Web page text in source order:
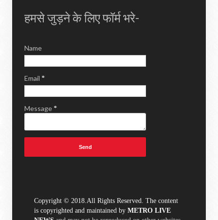
हमसे जुड़ने के लिए फॉर्म भरे-
Name
Email *
Message *
Copyright © 2018.All Rights Reserved. The content
is copyrighted and maintained by METRO LIVE